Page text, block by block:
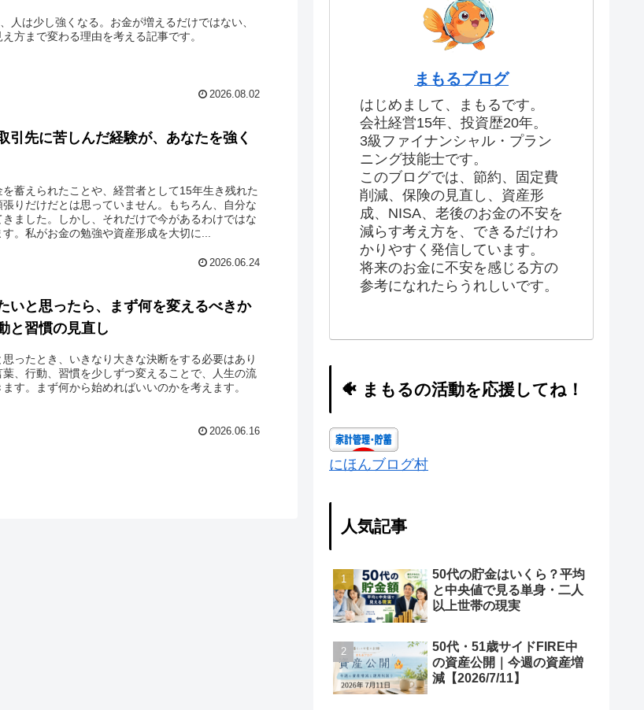
人は少し強くなる。お金が増えるだけではない、
方まで変わる理由を考える記事です。
2026.08.02
引先に苦しんだ経験が、あなたを強く
蓄えられたことや、経営者として15年生き残れた
張りだけだとは思っていません。もちろん、自分な
きました。しかし、それだけで今があるわけではな
。私がお金の勉強や資産形成を大切に...
2026.06.24
いと思ったら、まず何を変えるべきか
と習慣の見直し
思ったとき、いきなり大きな決断をする必要はあり
葉、行動、習慣を少しずつ変えることで、人生の流
す。まず何から始めればいいのかを考えます。
2026.06.16
まもるブログ
はじめまして、まもるです。
会社経営15年、投資歴20年。
3級ファイナンシャル・プラン
ニング技能士です。
このブログでは、節約、固定費
削減、保険の見直し、資産形
成、NISA、老後のお金の不安を
減らす考え方を、できるだけわ
かりやすく発信しています。
将来のお金に不安を感じる方の
参考になれたらうれしいです。
🐠 まもるの活動を応援してね！
にほんブログ村
人気記事
50代の貯金はいくら？平均
と中央値で見る単身・二人
以上世帯の現実
50代・51歳サイドFIRE中
の資産公開｜今週の資産増
減【2026/7/11】